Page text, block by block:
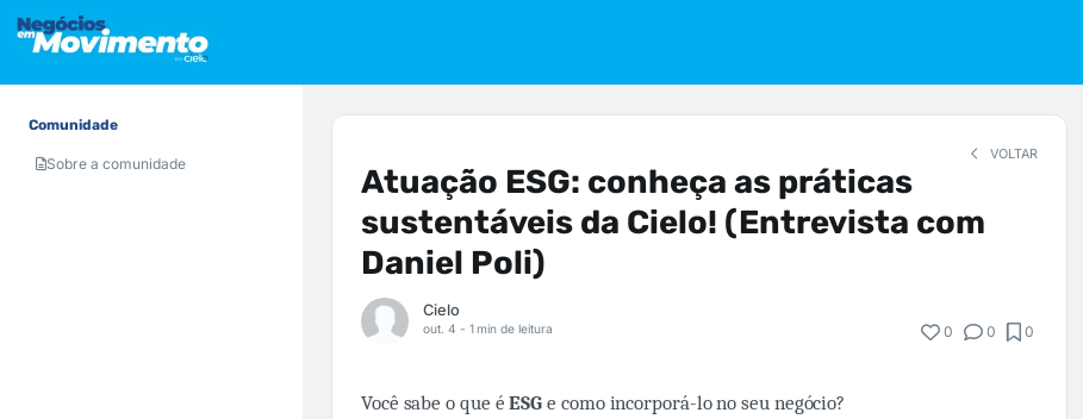
Comunidade
Sobre a comunidade
VOLTAR
Atuação ESG: conheça as práticas
sustentáveis da Cielo! (Entrevista com
Daniel Poli)
Cielo
out. 4 - 1 min de leitura 0 0 0
Você sabe o que éESGe como incorporá-lo no seu negócio?